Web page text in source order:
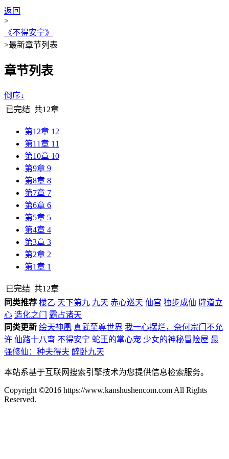
返回
>
《不得安宁》
>最新章节列表
章节列表
倒序↓
已完结 共12章
第12章 12
第11章 11
第10章 10
第9章 9
第8章 8
第7章 7
第6章 6
第5章 5
第4章 4
第3章 3
第2章 2
第1章 1
已完结 共12章
同类推荐 楼乙 天下第九 九天 赤心巡天 仙宫 独步成仙 辟道立
心 造化之门
霸占诸天
同类更新 绘天神凰 真武至尊世界 我一心摆烂，奈何宗门不允
许 仙路十八弯 不得安宁 蛇王的掌心宠 少女的神秘冒险屋 最
强修仙：种夫得夫 醉卧九天
本站系基于互联网搜索引擎技术为您提供信息检索服务。
Copyright ©2016 https://www.kanshushencom.com All Rights
Reserved.